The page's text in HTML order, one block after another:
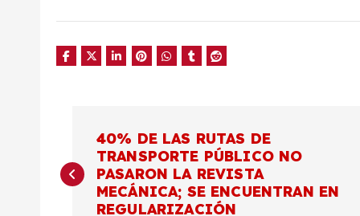
a
40% DE LAS RUTAS DE
TRANSPORTE PÚBLICO NO
PASARON LA REVISTA
MECÁNICA; SE ENCUENTRAN EN
REGULARIZACIÓN